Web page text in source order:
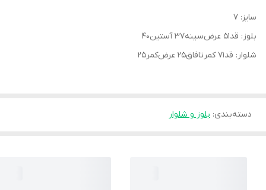
سایز: ۷
بلوز: قد۵۱ عرض‌سینه۳۷ آستین۴۰
شلوار: قد۷۱ کمرتافاق۲۵ عرض‌کمر۲۵
دسته‌بندی: بلوز و شلوار